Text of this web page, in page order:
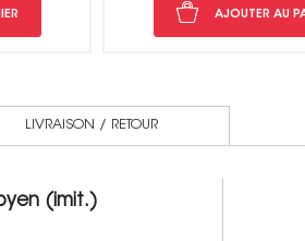
AJOUTER AU
LIVRAISON / RETOUR
(imit.)